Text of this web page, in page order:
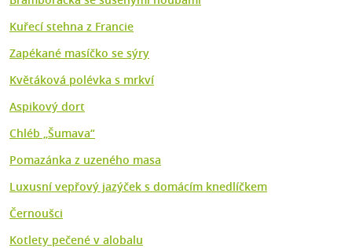
Kuřecí stehna z Francie
Zapékané masíčko se sýry
Květáková polévka s mrkví
Aspikový dort
Chléb „Šumava“
Pomazánka z uzeného masa
Luxusní vepřový jazýček s domácím knedlíčkem
Černoušci
Kotlety pečené v alobalu